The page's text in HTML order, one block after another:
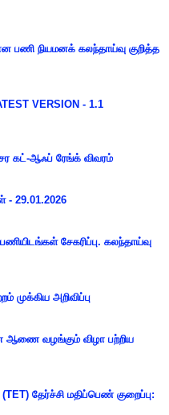
பணி நியமனக் கலந்தாய்வு குறித்த
VERSION - 1.1
கட்-ஆஃப் ரேங்க் விவரம்
- 29.01.2026
சேகரிப்பு. கலந்தாய்வு
முக்கிய அறிவிப்பு
ஆணை வழங்கும் விழா பற்றிய
தேர்ச்சி மதிப்பெண் குறைப்பு: